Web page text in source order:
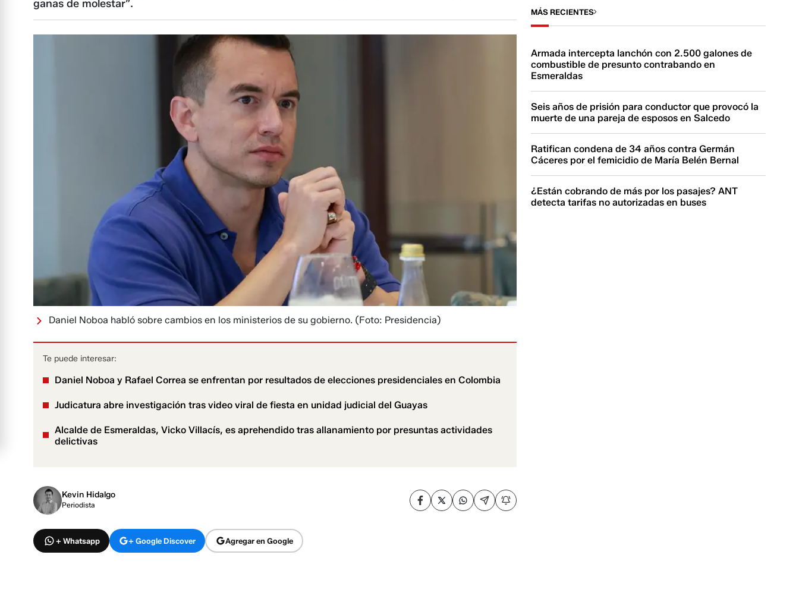
ganas de molestar”.
Daniel Noboa habló sobre cambios en los ministerios de su gobierno. (Foto: Presidencia)
Te puede interesar:
Daniel Noboa y Rafael Correa se enfrentan por resultados de elecciones presidenciales en Colombia
Judicatura abre investigación tras video viral de fiesta en unidad judicial del Guayas
Alcalde de Esmeraldas, Vicko Villacís, es aprehendido tras allanamiento por presuntas actividades
delictivas
Kevin Hidalgo
Periodista
+ Whatsapp + Google Discover Agregar en Google
MÁS RECIENTES
Armada intercepta lanchón con 2.500 galones de
combustible de presunto contrabando en
Esmeraldas
Seis años de prisión para conductor que provocó la
muerte de una pareja de esposos en Salcedo
Ratifican condena de 34 años contra Germán
Cáceres por el femicidio de María Belén Bernal
¿Están cobrando de más por los pasajes? ANT
detecta tarifas no autorizadas en buses